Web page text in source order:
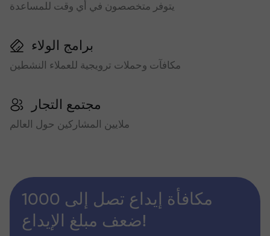
يتوفر متخصصون في أي وقت للمساعدة
برامج الولاء
مكافآت وحملات ترويجية للعملاء النشطين
مجتمع التجار
ملايين المشاركين حول العالم
مكافأة إيداع تصل إلى 1000
ضعف مبلغ الإيداع!